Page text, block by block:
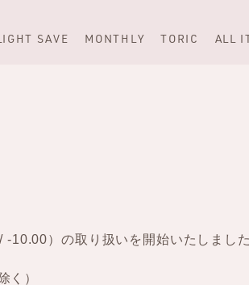
SAVE MONTHLY TORIC ALL
）の取り扱いを開始いたしました
く）